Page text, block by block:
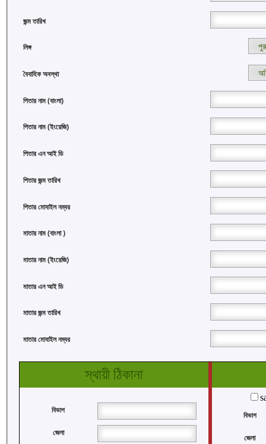
জন্ম তারিখ
লিঙ্গ
বৈবাহিক অবস্থা
পিতার নাম (বাংলা)
পিতার নাম (ইংরেজি)
পিতার এন আই ডি
পিতার জন্ম তারিখ
পিতার মোবাইল নম্বর
মাতার নাম (বাংলা )
মাতার নাম (ইংরেজি)
মাতার এন আই ডি
মাতার জন্ম তারিখ
মাতার মোবাইল নম্বর
স্থায়ী ঠিকানা
বিভাগ
জেলা
বিভাগ
জেলা